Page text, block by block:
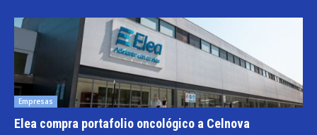
Empresas
Elea compra portafolio oncológico a Celnova